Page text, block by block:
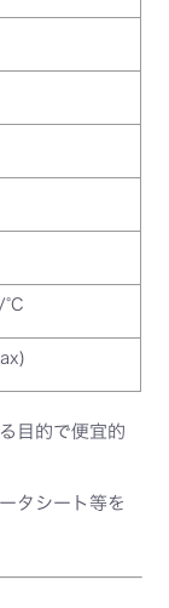
目的で便宜的
タシート等を